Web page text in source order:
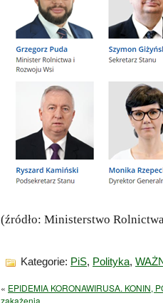
(źródło: Ministerstwo
Kategorie: PiS, Polityka,
« EPIDEMIA KORONAWIRUSA. KONIN,
zakażenia